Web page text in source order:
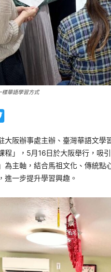
樣華語學習方式
大阪辦事處主辦、臺灣華語文
程」，5月16日於大阪舉行，吸
為主軸，結合馬祖文化、傳統
進一步提升學習興趣。